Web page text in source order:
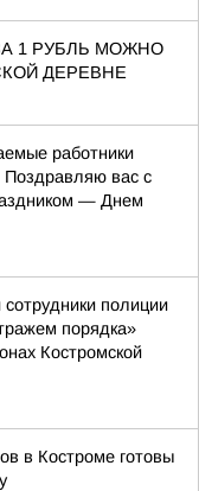
1 РУБЛЬ МОЖНО
ДЕРЕВНЕ
работники
Поздравляю вас с
— Днем
полиции
порядка»
Костромской
в Костроме готовы